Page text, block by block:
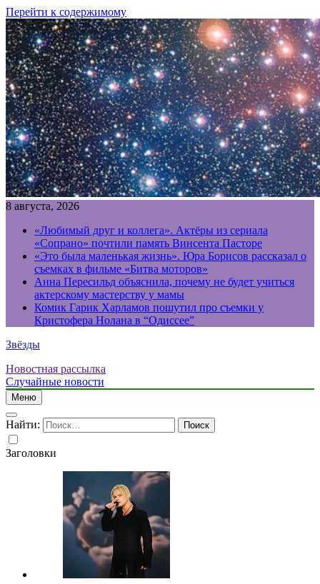
Перейти к содержимому
8 августа, 2026
«Любимый друг и коллега». Актёры из сериала
«Сопрано» почтили память Винсента Пасторе
«Это была маленькая жизнь». Юра Борисов рассказал о
съемках в фильме «Битва моторов»
Анна Пересильд объяснила, почему не будет учиться
актерскому мастерству у мамы
Комик Гарик Харламов пошутил про съемки у
Кристофера Нолана в “Одиссее”
Звёзды
Новостная рассылка
Случайные новости
Меню
Найти:
Заголовки